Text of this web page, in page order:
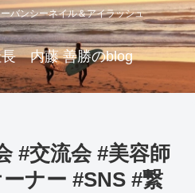
バンシーネイル＆アイラッシュ
長 内藤 善勝のblog
#交流会 #美容師
ナー #SNS #繋